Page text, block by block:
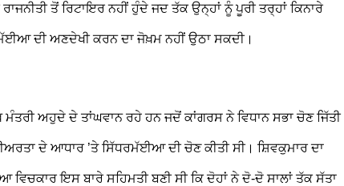
ਤੋਂ ਰਿਟਾਇਰ ਨਹੀਂ ਹੁੰਦੇ ਜਦ ਤੱਕ ਉਨ੍ਹਾਂ ਨੂੰ ਪੂਰੀ ਤਰ੍ਹਾਂ ਕਿਨਾਰੇ
ਦੀ ਅਣਦੇਖੀ ਕਰਨ ਦਾ ਜੋਖ਼ਮ ਨਹੀਂ ਉਠਾ ਸਕਦੀ।
ਅਹੁਦੇ ਦੇ ਤਾਂਘਵਾਨ ਰਹੇ ਹਨ ਜਦੋਂ ਕਾਂਗਰਸ ਨੇ ਵਿਧਾਨ ਸਭਾ ਚੋਣ ਜਿੱਤੀ
ਦੇ ਆਧਾਰ ’ਤੇ ਸਿੱਧਰਮੱਈਆ ਦੀ ਚੋਣ ਕੀਤੀ ਸੀ। ਸ਼ਿਵਕੁਮਾਰ ਦਾ
ਇਸ ਬਾਰੇ ਸਹਿਮਤੀ ਬਣੀ ਸੀ ਕਿ ਦੋਹਾਂ ਨੇ ਦੋ-ਦੋ ਸਾਲਾਂ ਤੱਕ ਸੱਤਾ